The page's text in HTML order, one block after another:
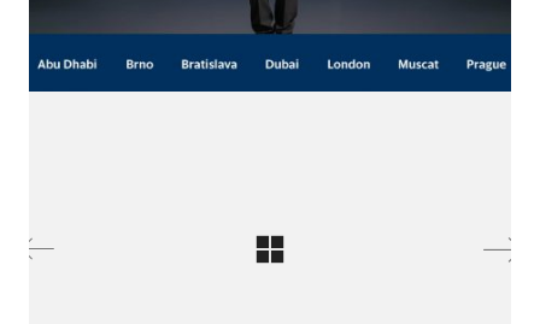
LinkedIn SRDCE EVROPY